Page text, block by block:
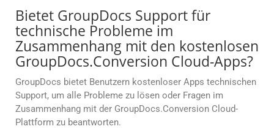
Bietet GroupDocs Support für
technische Probleme im
Zusammenhang mit den kostenlosen
GroupDocs.Conversion Cloud-Apps?
GroupDocs bietet Benutzern kostenloser Apps technischen
Support, um alle Probleme zu lösen oder Fragen im
Zusammenhang mit der GroupDocs.Conversion Cloud-
Plattform zu beantworten.